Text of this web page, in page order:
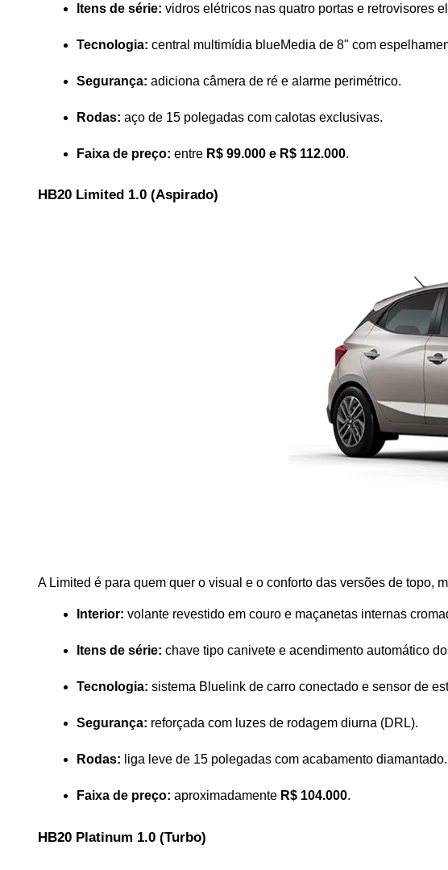
Itens de série: vidros elétricos nas quatro portas e retrovisores
Tecnologia: central multimídia blueMedia de 8" com
Segurança: adiciona câmera de ré e alarme perimétrico.
Rodas: aço de 15 polegadas com calotas exclusivas.
Faixa de preço: entre R$ 99.000 e R$ 112.000.
HB20 Limited 1.0 (Aspirado)
A Limited é para quem quer o visual e o conforto das versões de topo,
Interior: volante revestido em couro e maçanetas internas
Itens de série: chave tipo canivete e acendimento automático
Tecnologia: sistema Bluelink de carro conectado e sensor de
Segurança: reforçada com luzes de rodagem diurna (DRL).
Rodas: liga leve de 15 polegadas com acabamento diamantado.
Faixa de preço: aproximadamente R$ 104.000.
HB20 Platinum 1.0 (Turbo)